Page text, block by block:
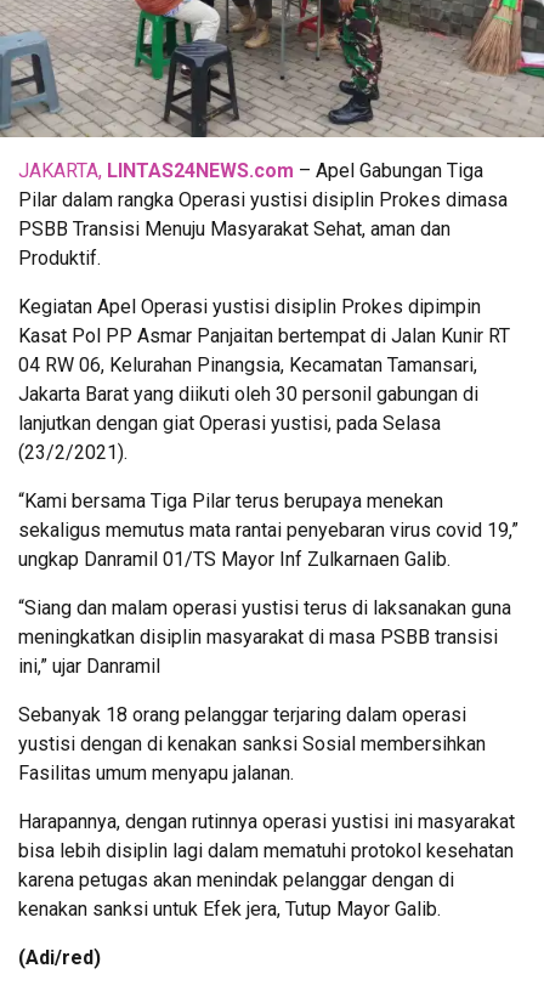
JAKARTA, LINTAS24NEWS.com – Apel Gabungan Tiga
Pilar dalam rangka Operasi yustisi disiplin Prokes dimasa
PSBB Transisi Menuju Masyarakat Sehat, aman dan
Produktif.
Kegiatan Apel Operasi yustisi disiplin Prokes dipimpin
Kasat Pol PP Asmar Panjaitan bertempat di Jalan Kunir RT
04 RW 06, Kelurahan Pinangsia, Kecamatan Tamansari,
Jakarta Barat yang diikuti oleh 30 personil gabungan di
lanjutkan dengan giat Operasi yustisi, pada Selasa
(23/2/2021).
“Kami bersama Tiga Pilar terus berupaya menekan
sekaligus memutus mata rantai penyebaran virus covid 19,”
ungkap Danramil 01/TS Mayor Inf Zulkarnaen Galib.
“Siang dan malam operasi yustisi terus di laksanakan guna
meningkatkan disiplin masyarakat di masa PSBB transisi
ini,” ujar Danramil
Sebanyak 18 orang pelanggar terjaring dalam operasi
yustisi dengan di kenakan sanksi Sosial membersihkan
Fasilitas umum menyapu jalanan.
Harapannya, dengan rutinnya operasi yustisi ini masyarakat
bisa lebih disiplin lagi dalam mematuhi protokol kesehatan
karena petugas akan menindak pelanggar dengan di
kenakan sanksi untuk Efek jera, Tutup Mayor Galib.
(Adi/red)